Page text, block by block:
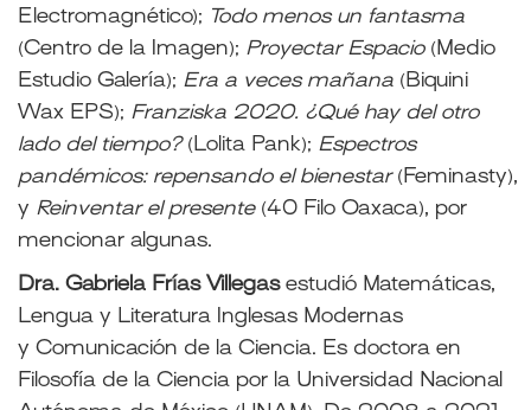
Electromagnético);
Todo menos un fantasma
(Centro de la Imagen); Proyectar Espacio(Medio
Estudio Galería); Era a veces mañana (Biquini
Wax EPS); Franziska 2020. ¿Qué hay del otro
lado del tiempo?(Lolita Pank); Espectros
pandémicos: repensando el bienestar(Feminasty),
y Reinventar el presente(40 Filo Oaxaca), por
mencionar algunas.
Dra. Gabriela Frías Villegasestudió Matemáticas,
Lengua y Literatura Inglesas Modernas
y Comunicación de la Ciencia. Es doctora en
Filosofía de la Ciencia por la Universidad
Nacional